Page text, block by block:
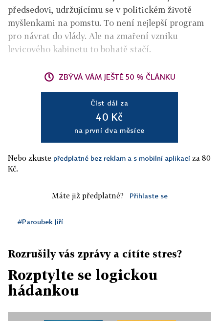
předsedovi, udržujícímu se v politickém životě
myšlenkami na pomstu. To není nejlepší program
pro návrat do vlády. Ale na zmaření vzniku
levicového kabinetu to bohatě stačí.
ZBÝVÁ VÁM JEŠTĚ 50 % ČLÁNKU
Číst dál za
40 Kč
na první dva měsíce
Nebo zkuste předplatné bez reklam a s mobilní aplikací za 80
Kč.
Máte již předplatné? Přihlaste se
#Paroubek Jiří
Rozrušily vás zprávy a cítíte stres?
Rozptylte se logickou
hádankou